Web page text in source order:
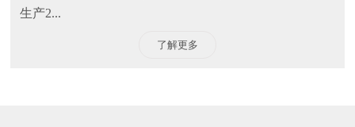
生产2...
了解更多